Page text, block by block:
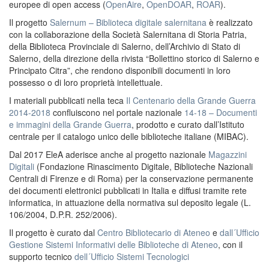
europee di open access (OpenAire, OpenDOAR, ROAR).
Il progetto Salernum – Biblioteca digitale salernitana è realizzato
con la collaborazione della Società Salernitana di Storia Patria,
della Biblioteca Provinciale di Salerno, dell’Archivio di Stato di
Salerno, della direzione della rivista “Bollettino storico di Salerno e
Principato Citra”, che rendono disponibili documenti in loro
possesso o di loro proprietà intellettuale.
I materiali pubblicati nella teca Il Centenario della Grande Guerra
2014-2018 confluiscono nel portale nazionale 14-18 – Documenti
e immagini della Grande Guerra, prodotto e curato dall’Istituto
centrale per il catalogo unico delle biblioteche italiane (MIBAC).
Dal 2017 EleA aderisce anche al progetto nazionale Magazzini
Digitali (Fondazione Rinascimento Digitale, Biblioteche Nazionali
Centrali di Firenze e di Roma) per la conservazione permanente
dei documenti elettronici pubblicati in Italia e diffusi tramite rete
informatica, in attuazione della normativa sul deposito legale (L.
106/2004, D.P.R. 252/2006).
Il progetto è curato dal Centro Bibliotecario di Ateneo e dall´Ufficio
Gestione Sistemi Informativi delle Biblioteche di Ateneo, con il
supporto tecnico dell´Ufficio Sistemi Tecnologici